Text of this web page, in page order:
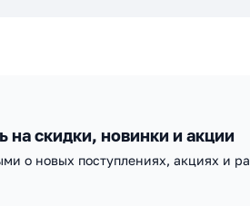
на скидки, новинки и акции
о новых поступлениях, акциях и